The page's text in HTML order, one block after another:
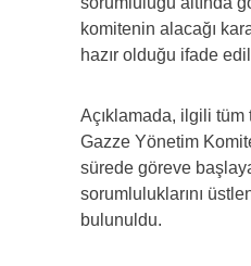
komitenin alacağı
hazır olduğu ifade
Açıklamada, ilgili tüm
Gazze Yönetim
sürede göreve
sorumluluklarını
bulunuldu.